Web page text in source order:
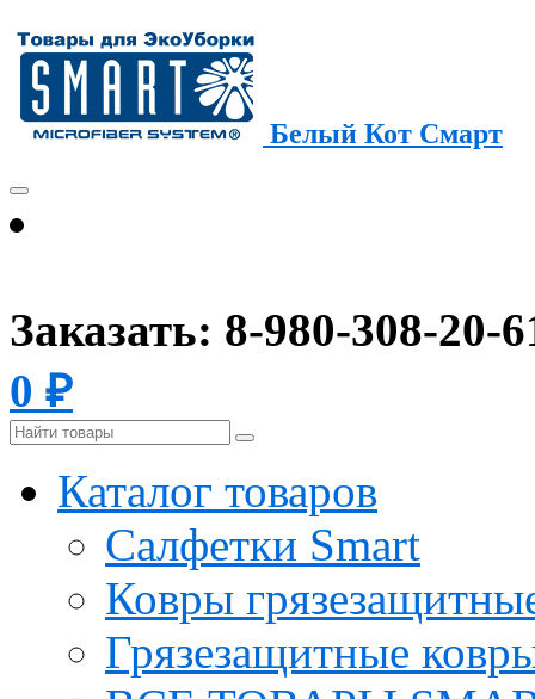
Белый Кот Смарт
Заказать: 8-980-308-20-
0 ₽
Каталог товаров
Салфетки Smart
Ковры
Грязезащитные